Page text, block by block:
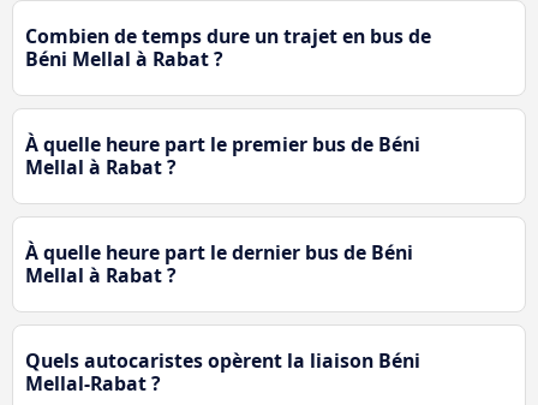
Combien de temps dure un trajet en bus de
Béni Mellal à Rabat ?
À quelle heure part le premier bus de Béni
Mellal à Rabat ?
À quelle heure part le dernier bus de Béni
Mellal à Rabat ?
Quels autocaristes opèrent la liaison Béni
Mellal-Rabat ?